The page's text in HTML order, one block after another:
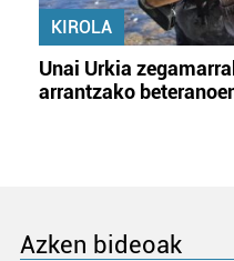
KIROLA
Unai Urkia
arrantzako
Azken bideoak